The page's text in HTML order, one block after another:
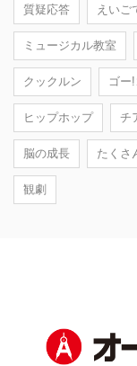
質疑応答 えいご
ミュージカル教室
クックルン ゴー
ヒップホップ チ
脳の成長 たくさ
観劇